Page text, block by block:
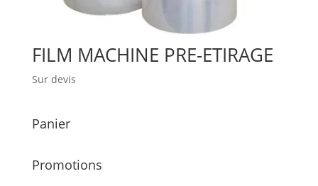
FILM MACHINE PRE-ETIRAGE
Sur devis
Panier
Promotions